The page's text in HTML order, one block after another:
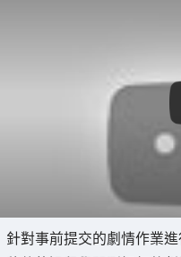
針對事前提交的劇情作業